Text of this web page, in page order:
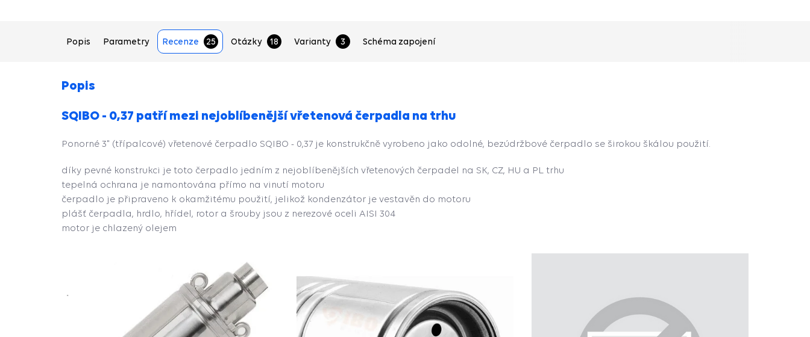
Popis Parametry Recenze 25 Otázky 18 Varianty 3 Schéma zapojení
Popis
SQIBO - 0,37 patří mezi nejoblíbenější vřetenová čerpadla na trhu
Ponorné 3" (třípalcové) vřetenové čerpadlo SQIBO - 0,37 je konstrukčně vyrobeno jako odolné, bezúdržbové čerpadlo se širokou škálou použití.
díky pevné konstrukci je toto čerpadlo jedním z nejoblíbenějších vřetenových čerpadel na SK, CZ, HU a PL trhu
tepelná ochrana je namontována přímo na vinutí motoru
čerpadlo je připraveno k okamžitému použití, jelikož kondenzátor je vestavěn do motoru
plášť čerpadla, hrdlo, hřídel, rotor a šrouby jsou z nerezové oceli AISI 304
motor je chlazený olejem